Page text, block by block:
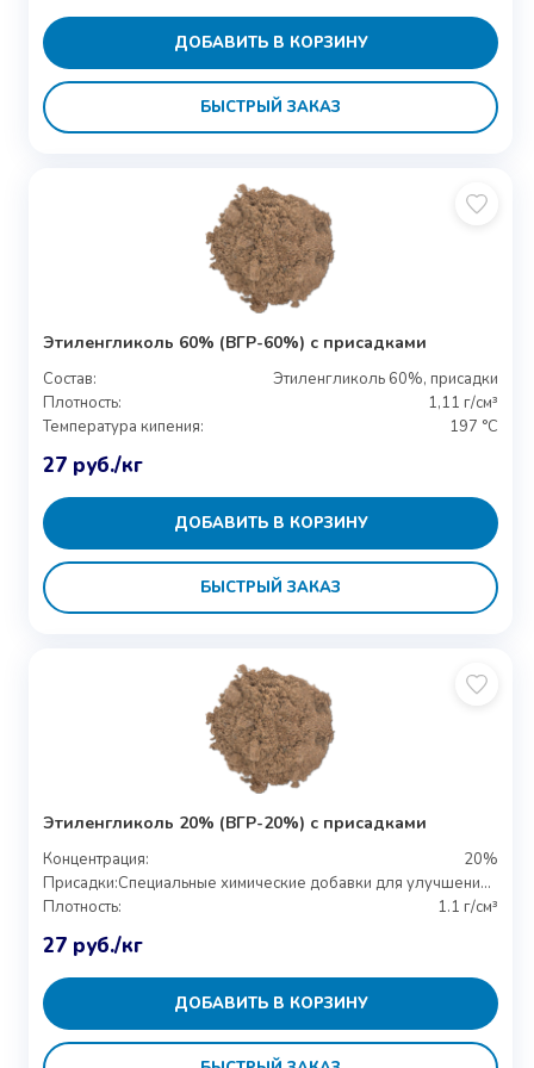
ДОБАВИТЬ В КОРЗИНУ
БЫСТРЫЙ ЗАКАЗ
Этиленгликоль 60% (ВГР-60%) с присадками
Состав:
Этиленгликоль 60%, присадки
Плотность:
1,11 г/см³
Температура кипения:
197 °C
27 руб./кг
ДОБАВИТЬ В КОРЗИНУ
БЫСТРЫЙ ЗАКАЗ
Этиленгликоль 20% (ВГР-20%) с присадками
Концентрация:
20%
Присадки:
Специальные химические добавки для улучшения свойств
Плотность:
1.1 г/см³
27 руб./кг
ДОБАВИТЬ В КОРЗИНУ